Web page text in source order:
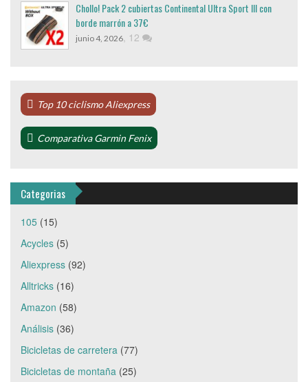
Chollo! Pack 2 cubiertas Continental Ultra Sport III con
borde marrón a 37€
junio 4, 2026, 12
Top 10 ciclismo Aliexpress
Comparativa Garmin Fenix
Categorias
105 (15)
Acycles (5)
Aliexpress (92)
Alltricks (16)
Amazon (58)
Análisis (36)
Bicicletas de carretera (77)
Bicicletas de montaña (25)